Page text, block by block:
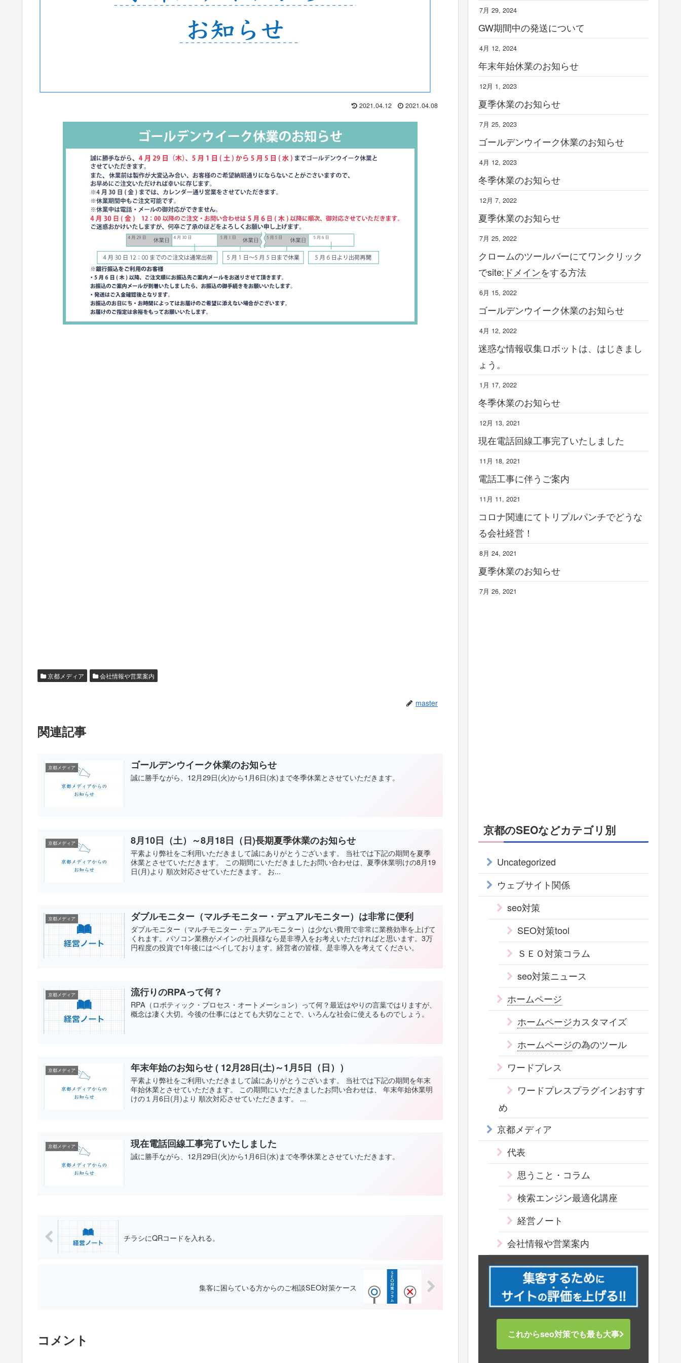
2021.04.12 2021.04.08
京都メディア 会社情報や営業案内
master
関連記事
京都メディア ゴールデンウイーク休業のお知らせ
誠に勝手ながら、12月29日(火)から1月6日(水)まで冬季休業とさせていただきます。
京都メディア 8月10日（土）～8月18日（日)長期夏季休業のお知らせ
平素より弊社をご利用いただきまして誠にありがとうございます。 当社では下記の期間を夏季
休業とさせていただきます。 この期間にいただきましたお問い合わせは、夏季休業明けの8月19
日(月)より 順次対応させていただきます。 お...
京都メディア ダブルモニター（マルチモニター・デュアルモニター）は非常に便利
ダブルモニター（マルチモニター・デュアルモニター）は少ない費用で非常に業務効率を上げて
くれます。パソコン業務がメインの社員様なら是非導入をお考えいただければと思います。3万
円程度の投資で1年後にはペイしております。経営者の皆様、是非導入を考えてください。
京都メディア 流行りのRPAって何？
RPA（ロボティック・プロセス・オートメーション）って何？最近はやりの言葉ではりますが、
概念は凄く大切。今後の仕事にはとても大切なことで、いろんな社会に使えるものでしょう。
京都メディア 年末年始のお知らせ ( 12月28日(土)～1月5日（日））
平素より弊社をご利用いただきまして誠にありがとうございます。 当社では下記の期間を年末
年始休業とさせていただきます。 この期間にいただきましたお問い合わせは、 年末年始休業明
けの１月6日(月)より 順次対応させていただきます。 ...
京都メディア 現在電話回線工事完了いたしました
誠に勝手ながら、12月29日(火)から1月6日(水)まで冬季休業とさせていただきます。
チラシにQRコードを入れる。
集客に困らている方からのご相談SEO対策ケース
コメント
7月 29, 2024
GW期間中の発送について
4月 12, 2024
年末年始休業のお知らせ
12月 1, 2023
夏季休業のお知らせ
7月 25, 2023
ゴールデンウイーク休業のお知らせ
4月 12, 2023
冬季休業のお知らせ
12月 7, 2022
夏季休業のお知らせ
7月 25, 2022
クロームのツールバーにてワンクリック
でsite: ドメインをする方法
6月 15, 2022
ゴールデンウイーク休業のお知らせ
4月 12, 2022
迷惑な情報収集ロボットは、はじきまし
ょう。
1月 17, 2022
冬季休業のお知らせ
12月 13, 2021
現在電話回線工事完了いたしました
11月 18, 2021
電話工事に伴うご案内
11月 11, 2021
コロナ関連にてトリプルパンチでどうな
る会社経営！
8月 24, 2021
夏季休業のお知らせ
7月 26, 2021
京都のSEOなどカテゴリ別
Uncategorized
ウェブサイト関係
seo対策
SEO対策tool
ＳＥＯ対策コラム
seo対策ニュース
ホームページ
ホームページカスタマイズ
ホームページの為のツール
ワードプレス
ワードプレスプラグインおすす
め
京都メディア
代表
思うこと・コラム
検索エンジン最適化講座
経営ノート
会社情報や営業案内
これからseo対策でも最も大事